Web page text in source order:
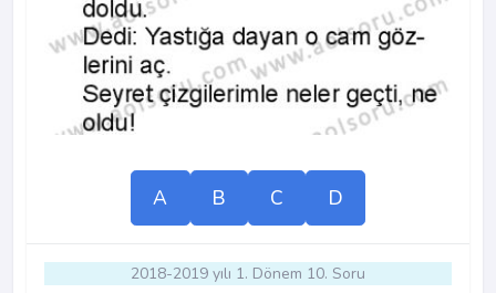
A B C D
2018-2019 yılı 1. Dönem 10. Soru